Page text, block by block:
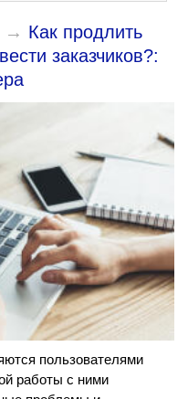
→ Как продлить
заказчиков?:
пользователями
работы с ними